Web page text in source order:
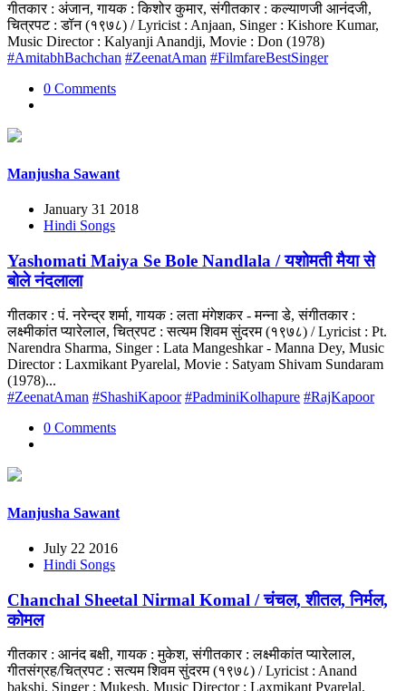
गीतकार : अंजान, गायक : किशोर कुमार, संगीतकार : कल्याणजी आनंदजी,
चित्रपट : डॉन (१९७८) / Lyricist : Anjaan, Singer : Kishore Kumar,
Music Director : Kalyanji Anandji, Movie : Don (1978)
#AmitabhBachchan #ZeenatAman #FilmfareBestSinger
0 Comments
Manjusha Sawant
January 31 2018
Hindi Songs
Yashomati Maiya Se Bole Nandlala / यशोमती मैया से
बोले नंदलाला
गीतकार : पं. नरेन्द्र शर्मा, गायक : लता मंगेशकर - मन्ना डे, संगीतकार :
लक्ष्मीकांत प्यारेलाल, चित्रपट : सत्यम शिवम सुंदरम (१९७८) / Lyricist : Pt.
Narendra Sharma, Singer : Lata Mangeshkar - Manna Dey, Music
Director : Laxmikant Pyarelal, Movie : Satyam Shivam Sundaram
(1978)...
#ZeenatAman #ShashiKapoor #PadminiKolhapure #RajKapoor
0 Comments
Manjusha Sawant
July 22 2016
Hindi Songs
Chanchal Sheetal Nirmal Komal / चंचल, शीतल, निर्मल,
कोमल
गीतकार : आनंद बक्षी, गायक : मुकेश, संगीतकार : लक्ष्मीकांत प्यारेलाल,
गीतसंग्रह/चित्रपट : सत्यम शिवम सुंदरम (१९७८) / Lyricist : Anand
bakshi, Singer : Mukesh, Music Director : Laxmikant Pyarelal,